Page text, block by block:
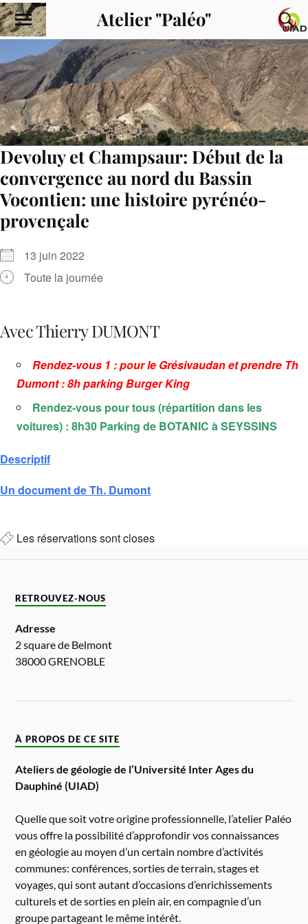
Atelier "Paléo"
Devoluy et Champsaur: Début de la
convergence au nord du Bassin
Vocontien: une histoire pyrénéo-
provençale
13 juin 2022
Toute la journée
Avec Thierry DUMONT
Rendez-vous 1 : pour le Grésivaudan et prendre Th
Dumont : 8h parking Burger King
Rendez-vous pour tous (répartition dans les
voitures) : 8h30 Parking de BOTANIC à SEYSSINS
Descriptif
Un document de Th. Dumont
Les réservations sont closes
RETROUVEZ-NOUS
Adresse
2 square de Belmont
38000 GRENOBLE
À PROPOS DE CE SITE
Ateliers de géologie de l’Université Inter Ages du
Dauphiné (UIAD)
Quelle que soit votre origine professionnelle, l’atelier Paléo
vous offre la possibilité d’approfondir vos connaissances
en géologie au moyen d’un certain nombre d’activités
communes: conférences, sorties de terrain, stages et
voyages, qui sont autant d’occasions d’enrichissements
culturels et de sorties en plein air, en compagnie d’un
groupe partageant le même intérêt.